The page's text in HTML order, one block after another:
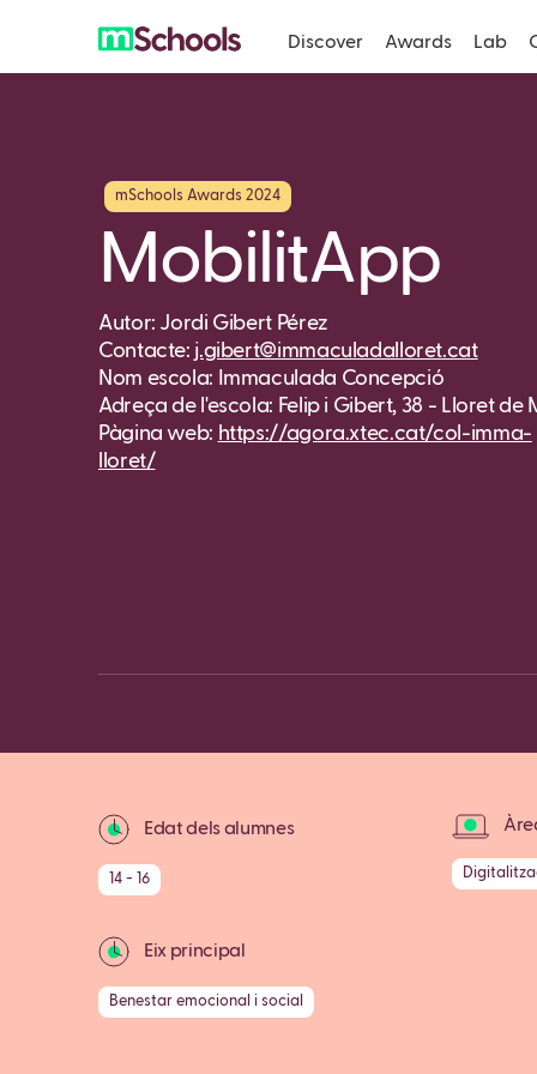
Discover Awards Lab
mSchools Awards 2024
MobilitApp
Autor: Jordi Gibert Pérez
Contacte: j.gibert@immaculadalloret.cat
Nom escola: Immaculada Concepció
Adreça de l'escola: Felip i Gibert, 38 - Lloret de
Pàgina web: https://agora.xtec.cat/col-imma-
lloret/
Edat dels alumnes
14 - 16
Eix principal
Benestar emocional i social